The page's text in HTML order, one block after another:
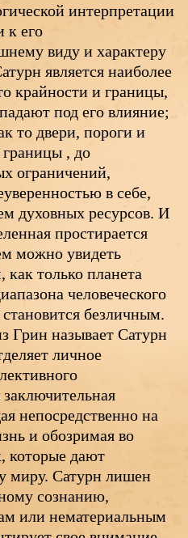
интерпретации
к его
виду и характеру
является наиболее
крайности и границы,
под его влияние;
то двери, пороги и
, до
ограничений,
в себе,
духовных ресурсов. И
простирается
можно увидеть
только планета
человеческого
безличным.
Грин называет Сатурн
личное
непосредственно на
и обозримая во
которые дают
миру. Сатурн лишен
сознанию,
или нематериальным